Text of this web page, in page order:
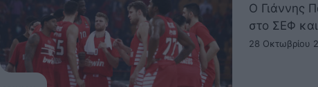
Ο Γιάννης
στο ΣΕΦ
28 Οκτωβρίου